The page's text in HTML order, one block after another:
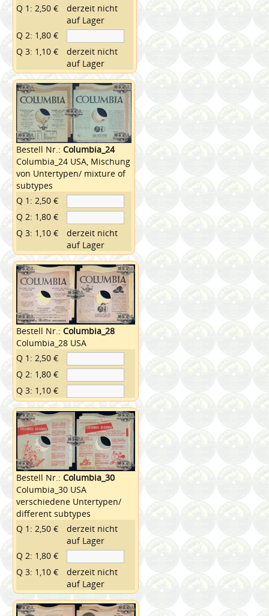
Q 1: 2,50 €
derzeit nicht
auf Lager
Q 2: 1,80 €
Q 3: 1,10 €
derzeit nicht
auf Lager
Bestell Nr.:Columbia_24
Columbia_24 USA, Mischung
von Untertypen/ mixture of
subtypes
Q 1: 2,50 €
Q 2: 1,80 €
Q 3: 1,10 €
derzeit nicht
auf Lager
Bestell Nr.:Columbia_28
Columbia_28 USA
Q 1: 2,50 €
Q 2: 1,80 €
Q 3: 1,10 €
Bestell Nr.:Columbia_30
Columbia_30 USA
verschiedene Untertypen/
different subtypes
Q 1: 2,50 €
derzeit nicht
auf Lager
Q 2: 1,80 €
Q 3: 1,10 €
derzeit nicht
auf Lager